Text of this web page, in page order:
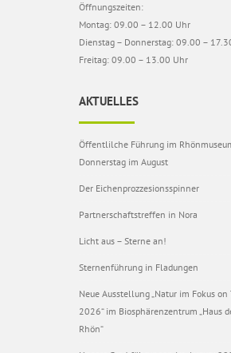
Öffnungszeiten:
Montag: 09.00 – 12.00 Uhr
Dienstag – Donnerstag: 09.00 –
Freitag: 09.00 – 13.00 Uhr
AKTUELLES
Öffentlilche Führung im
Donnerstag im August
Der Eichenprozzesionsspinner
Partnerschaftstreffen in Nora
Licht aus – Sterne an!
Sternenführung in Fladungen
Neue Ausstellung „Natur im Fokus on
2026“ im Biosphärenzentrum „Haus
Rhön“